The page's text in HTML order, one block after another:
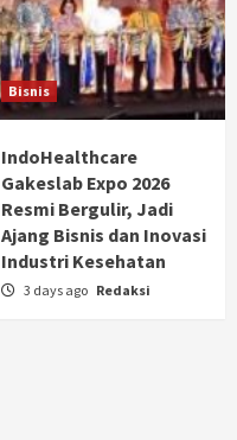
Bisnis
IndoHealthcare
Gakeslab Expo 2026
Resmi Bergulir, Jadi
Ajang Bisnis dan Inovasi
Industri Kesehatan
3 days ago Redaksi